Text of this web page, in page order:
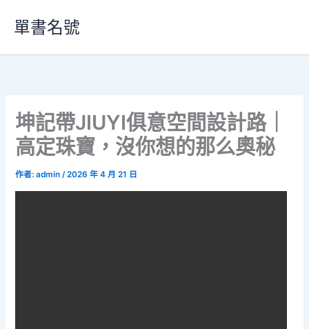
要
單書名號
坤記帶JIUYI俱意空間設計路｜
高定珠寶，沒你想的那么奧秘
作者:admin/2026 年 4 月 21 日